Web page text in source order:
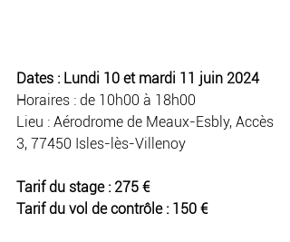
Dates : Lundi 10 et mardi 11 juin 2024
Horaires : de 10h00 à 18h00
Lieu : Aérodrome de Meaux-Esbly, Accès
3, 77450 Isles-lès-Villenoy
Tarif du stage : 275 €
Tarif du vol de contrôle : 150 €